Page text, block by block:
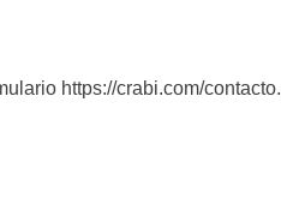
https://crabi.com/contacto.